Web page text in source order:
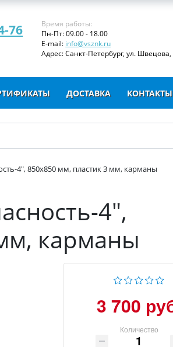
76
Время работы:
Пн-Пт: 09.00 - 18.00
E-mail: info@vsznk.ru
Адрес: Санкт-Петербург, ул.
ДОСТАВКА КОНТАКТЫ
4", 850х850 мм, пластик 3 мм, карманы
4",
карманы
3 700
Количество